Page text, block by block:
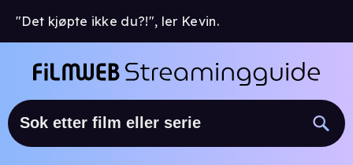
"Det kjøpte ikke du?!", ler Kevin.